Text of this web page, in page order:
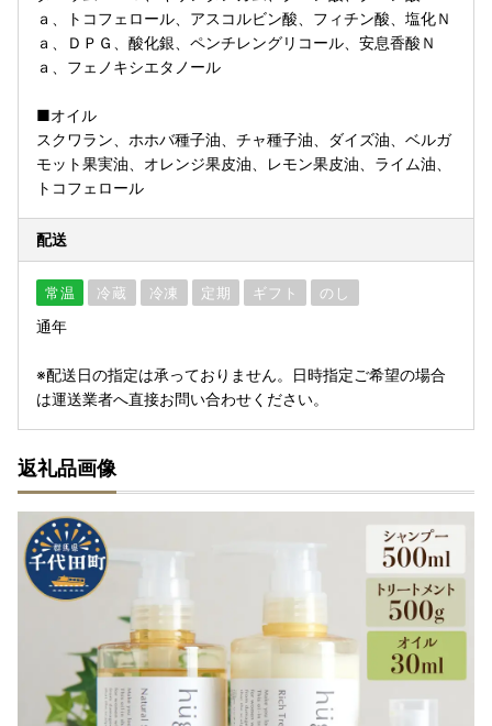
ａ、トコフェロール、アスコルビン酸、フィチン酸、塩化Ｎ
ａ、ＤＰＧ、酸化銀、ペンチレングリコール、安息香酸Ｎ
ａ、フェノキシエタノール
■オイル
スクワラン、ホホバ種子油、チャ種子油、ダイズ油、ベルガ
モット果実油、オレンジ果皮油、レモン果皮油、ライム油、
トコフェロール
配送
常温 冷蔵 冷凍 定期 ギフト のし
通年
※配送日の指定は承っておりません。日時指定ご希望の場合
は運送業者へ直接お問い合わせください。
返礼品画像